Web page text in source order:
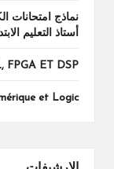
نماذج امتحانات
أستاذ التعليم
FPGA ET DSP
et Logic